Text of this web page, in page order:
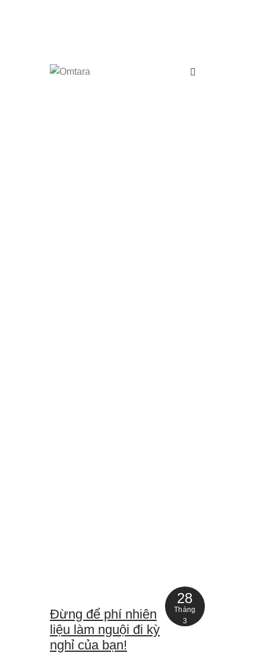
28
Tháng
3
Đừng để phí nhiên
liệu làm nguội đi kỳ
nghỉ của bạn!